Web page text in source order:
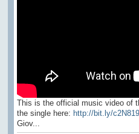
This is the official music video of
the single here: http://bit.ly/c2N819
Giov...